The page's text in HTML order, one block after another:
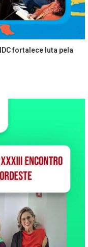
fortalece luta pela